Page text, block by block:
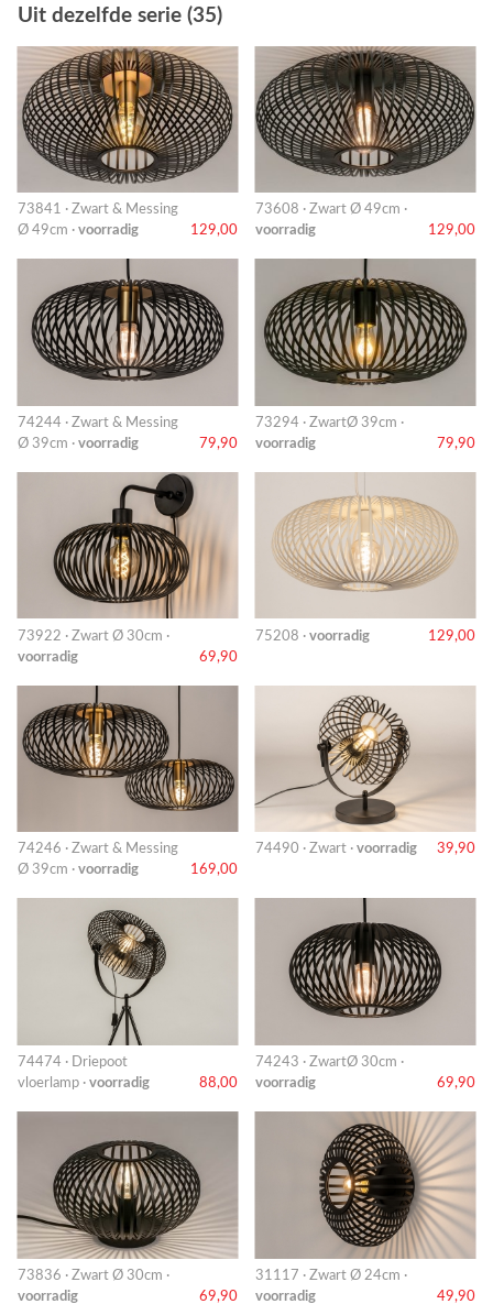
Uit dezelfde serie (35)
73841 · Zwart & Messing
Ø 49cm · voorradig 129,00
73608 · Zwart Ø 49cm ·
voorradig
129,00
74244 · Zwart & Messing
Ø 39cm · voorradig 79,90
73294 · ZwartØ 39cm ·
voorradig
79,90
73922 · Zwart Ø 30cm ·
voorradig
69,90
75208 · voorradig 129,00
74246 · Zwart & Messing
Ø 39cm · voorradig 169,00
74490 · Zwart · voorradig 39,90
74474 · Driepoot
vloerlamp · voorradig 88,00
74243 · ZwartØ 30cm ·
voorradig
69,90
73836 · Zwart Ø 30cm ·
voorradig
69,90
31117 · Zwart Ø 24cm ·
voorradig
49,90